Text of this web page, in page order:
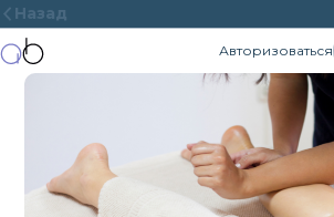
Назад
Авторизоваться